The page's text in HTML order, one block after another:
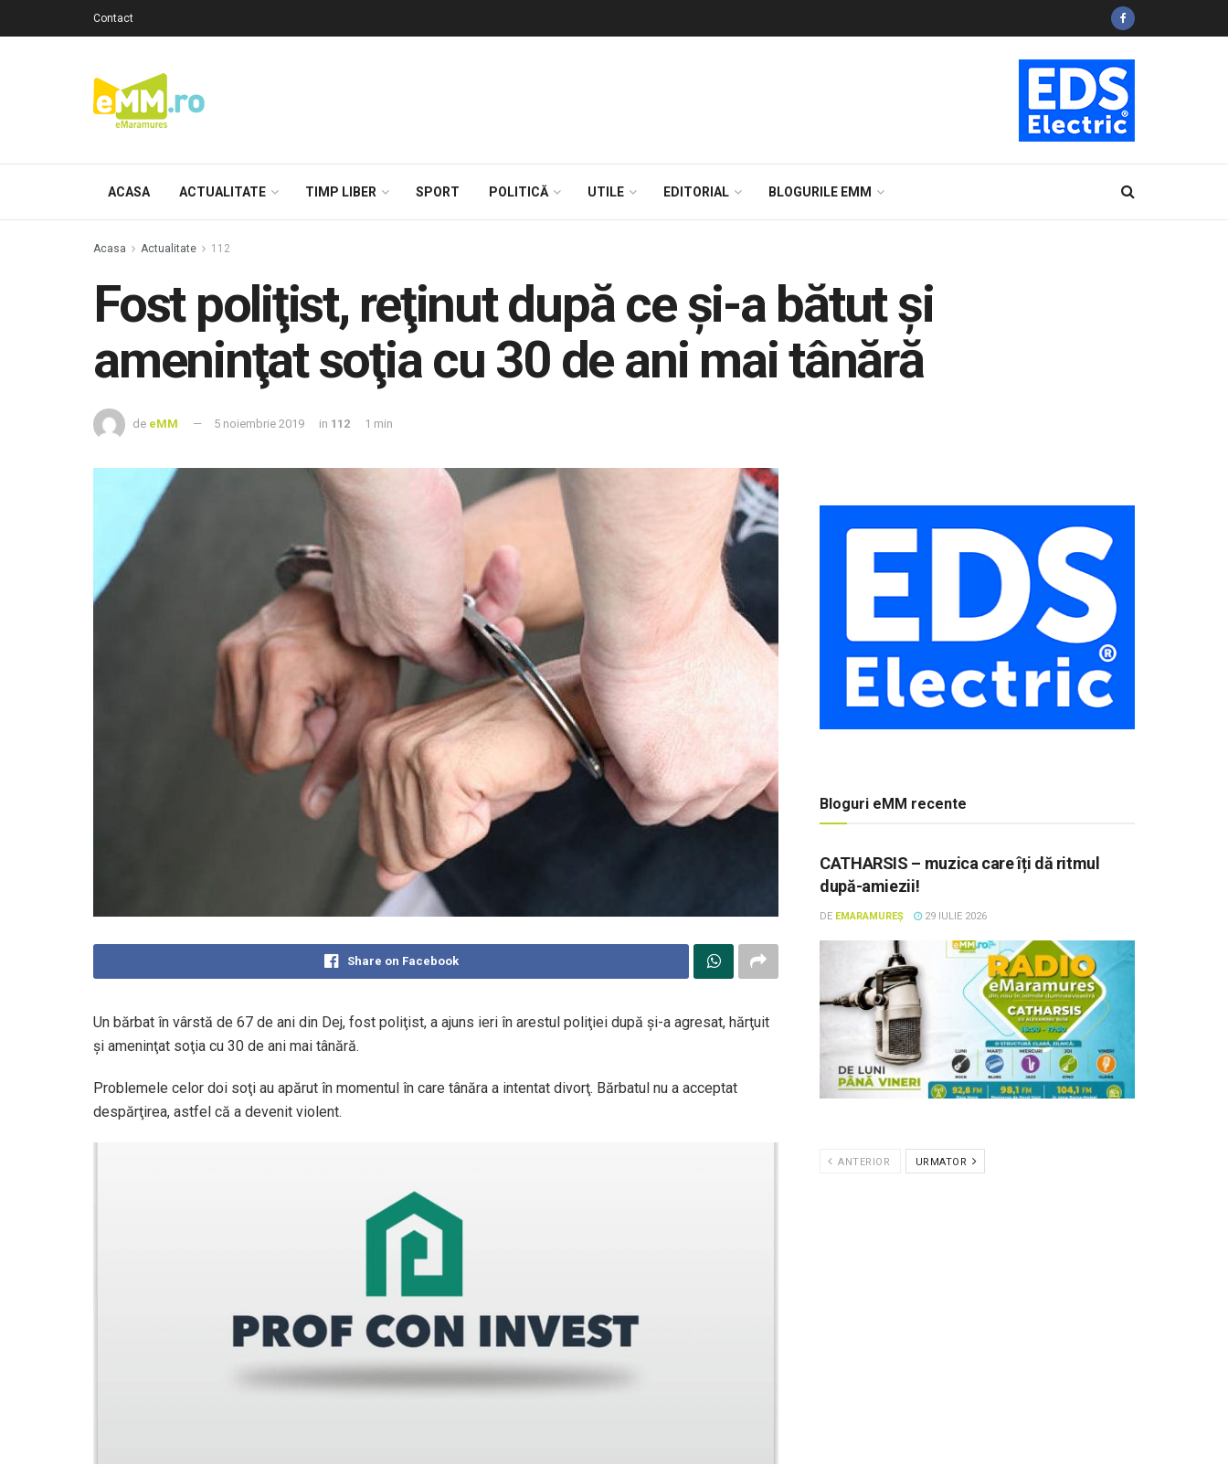
Contact
ACASA ACTUALITATE TIMP LIBER SPORT POLITICĂ UTILE EDITORIAL BLOGURILE EMM
Acasa Actualitate 112
Fost poliţist, reţinut după ce şi-a bătut şi
ameninţat soţia cu 30 de ani mai tânără
de eMM 5 noiembrie 2019 in 112 1 min
Share on Facebook
Un bărbat în vârstă de 67 de ani din Dej, fost poliţist, a ajuns ieri în arestul poliţiei după şi-a agresat, hărţuit
şi ameninţat soţia cu 30 de ani mai tânără.
Problemele celor doi soţi au apărut în momentul în care tânăra a intentat divorţ. Bărbatul nu a acceptat
despărţirea, astfel că a devenit violent.
Bloguri eMM recente
CATHARSIS – muzica care îți dă ritmul
după-amiezii!
DE EMARAMUREȘ 29 IULIE 2026
ANTERIOR URMATOR